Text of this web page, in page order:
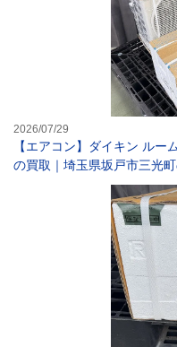
2026/07/29
【エアコン】ダイキン ルー
の買取｜埼玉県坂戸市三光